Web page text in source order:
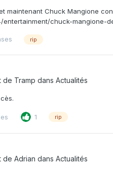
maintenant Chuck Mangione
chuck-mangione-
rip
de Tramp dans Actualités
1 rip
de Adrian dans Actualités